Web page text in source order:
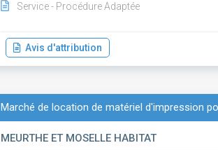
Service - Procédure Adaptée
Avis d'attribution
Marché de location de matériel d'impression
MEURTHE ET MOSELLE HABITAT